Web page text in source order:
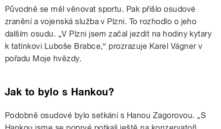
Původně se měl věnovat sportu. Pak přišlo osudové
zranění a vojenská služba v Plzni. To rozhodlo o jeho
dalším osudu. „V Plzni jsem začal jezdit na hodiny kytary
k tatínkovi Luboše Brabce,“ prozrazuje Karel Vágner v
pořadu Moje hvězdy.
Jak to bylo s Hankou?
Podobně osudové bylo setkání s Hanou Zagorovou. „S